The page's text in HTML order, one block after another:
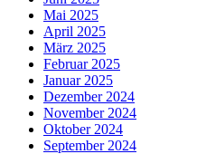
Mai 2025
April 2025
März 2025
Februar 2025
Januar 2025
Dezember 2024
November 2024
Oktober 2024
September 2024